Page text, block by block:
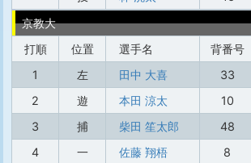
京教大
打順
位置 選手名 背番号
1
左 田中 大喜 33
2
遊 本田 涼太 10
3
捕 柴田 笙太郎 48
4
一 佐藤 翔梧 8